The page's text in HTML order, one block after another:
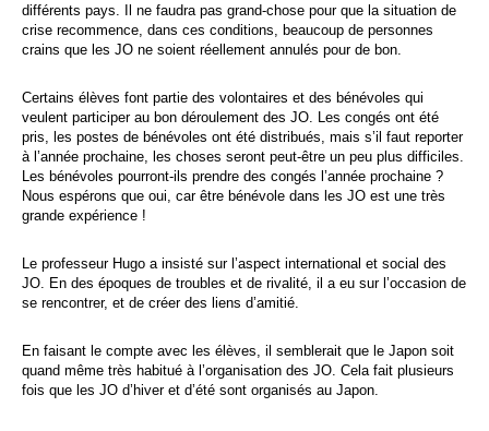
différents pays. Il ne faudra pas grand-chose pour que la situation de
crise recommence, dans ces conditions, beaucoup de personnes
crains que les JO ne soient réellement annulés pour de bon.
Certains élèves font partie des volontaires et des bénévoles qui
veulent participer au bon déroulement des JO. Les congés ont été
pris, les postes de bénévoles ont été distribués, mais s’il faut reporter
à l’année prochaine, les choses seront peut-être un peu plus difficiles.
Les bénévoles pourront-ils prendre des congés l’année prochaine ?
Nous espérons que oui, car être bénévole dans les JO est une très
grande expérience !
Le professeur Hugo a insisté sur l’aspect international et social des
JO. En des époques de troubles et de rivalité, il a eu sur l’occasion de
se rencontrer, et de créer des liens d’amitié.
En faisant le compte avec les élèves, il semblerait que le Japon soit
quand même très habitué à l’organisation des JO. Cela fait plusieurs
fois que les JO d’hiver et d’été sont organisés au Japon.